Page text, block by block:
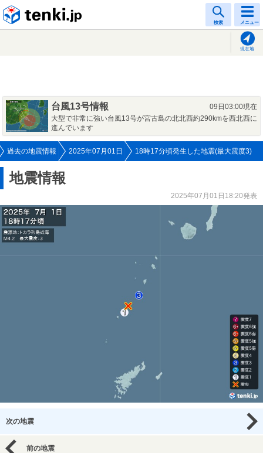
検索 メニュー
現在地
台風13号情報
09日03:00現在
大型で非常に強い台風13号が宮古島の北北西約290kmを西北西に
進んでいます
過去の地震情報 2025年07月01日 18時17分頃発生した地震(最大震度3)
地震情報
2025年07月01日18:20発表
次の地震
前の地震